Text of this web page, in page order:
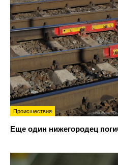
Происшествия
Еще один нижегородец